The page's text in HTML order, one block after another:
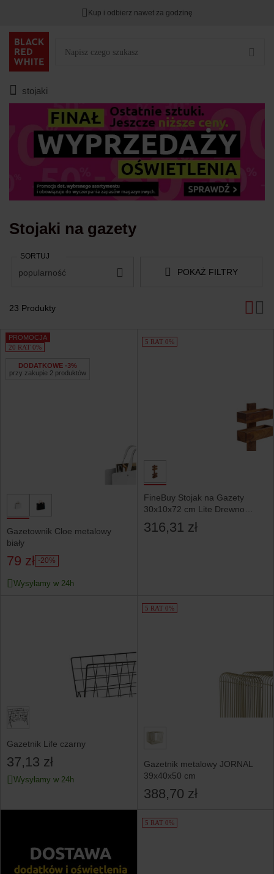
DODATKOWE -3%PRZY ZAKUPIE 2
Kup i odbierz nawet za godzinę
stojaki
Stojaki na gazety
23 Produkty
POKAŻ FILTRY
SORTUJ
popularność
Produkty
PROMOCJA
20 RAT 0%
DODATKOWE -3%
przy zakupie 2 produktów
Gazetownik Cloe metalowy
biały
79 zł -20%
Wysyłamy w 24h
5 RAT 0%
FineBuy Stojak na Gazety
30x10x72 cm Lite Drewno
Sheesham Brązowy
316,31 zł
Gazetnik Life czarny
37,13 zł
Wysyłamy w 24h
5 RAT 0%
Gazetnik metalowy JORNAL
39x40x50 cm
388,70 zł
5 RAT 0%